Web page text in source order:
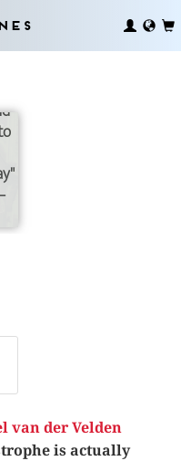
van der Velden
is actually